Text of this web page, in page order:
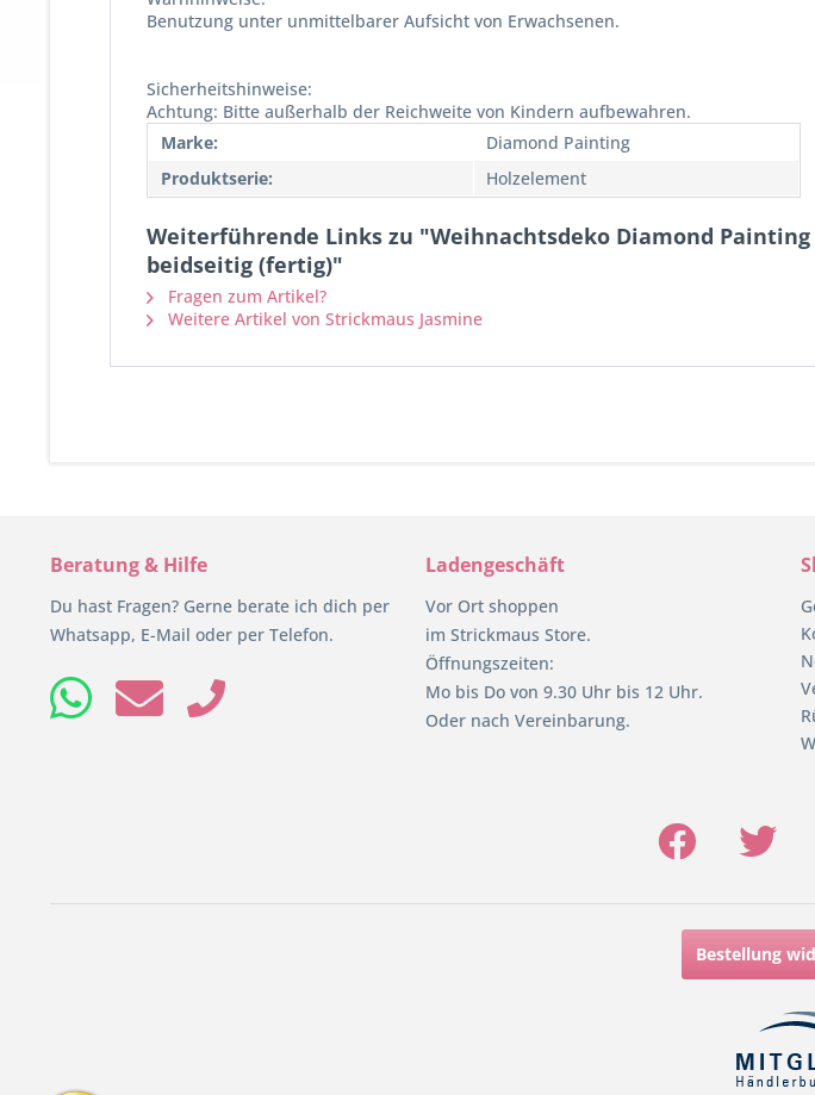
Benutzung unter unmittelbarer Aufsicht von Erwachsenen.
Sicherheitshinweise:
Achtung: Bitte außerhalb der Reichweite von Kindern aufbewahren.
Marke:
Diamond Painting
Produktserie:
Holzelement
Weiterführende Links zu "Weihnachtsdeko Diamond
beidseitig (fertig)"
Fragen zum Artikel?
Weitere Artikel von Strickmaus Jasmine
Beratung & Hilfe
Du hast Fragen? Gerne berate ich dich per
Whatsapp, E-Mail oder per Telefon.
Ladengeschäft
Vor Ort shoppen
im Strickmaus Store.
Öffnungszeiten:
Mo bis Do von 9.30 Uhr bis 12 Uhr.
Oder nach Vereinbarung.
Bestellung